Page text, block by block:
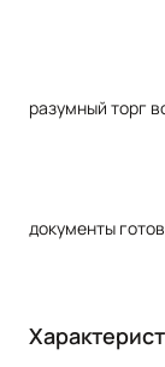
разумный торг
документы